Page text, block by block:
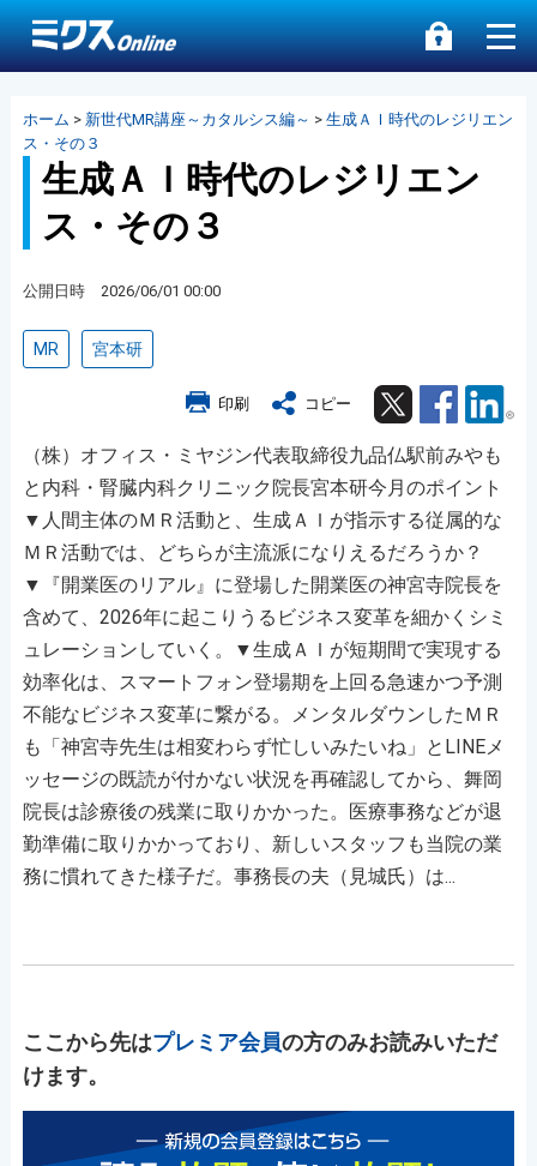
ホーム > 新世代MR講座～カタルシス編～ > 生成ＡＩ時代のレジリエン
ス・その３
生成ＡＩ時代のレジリエン
ス・その３
公開日時 2026/06/01 00:00
MR 宮本研
印刷 コピー Twitter Facebook
（株）オフィス・ミヤジン代表取締役九品仏駅前みやも
と内科・腎臓内科クリニック院長宮本研今月のポイント
▼人間主体のＭＲ活動と、生成ＡＩが指示する従属的な
ＭＲ活動では、どちらが主流派になりえるだろうか？
▼『開業医のリアル』に登場した開業医の神宮寺院長を
含めて、2026年に起こりうるビジネス変革を細かくシミ
ュレーションしていく。▼生成ＡＩが短期間で実現する
効率化は、スマートフォン登場期を上回る急速かつ予測
不能なビジネス変革に繋がる。メンタルダウンしたＭＲ
も「神宮寺先生は相変わらず忙しいみたいね」とLINEメ
ッセージの既読が付かない状況を再確認してから、舞岡
院長は診療後の残業に取りかかった。医療事務などが退
勤準備に取りかかっており、新しいスタッフも当院の業
務に慣れてきた様子だ。事務長の夫（見城氏）は...
ここから先はプレミア会員の方のみお読みいただ
けます。